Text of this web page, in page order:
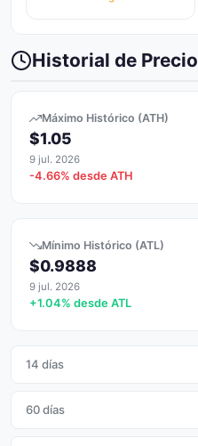
Historial de Precio
Máximo Histórico (ATH)
$1.05
9 jul. 2026
-4.66% desde ATH
Mínimo Histórico (ATL)
$0.9888
9 jul. 2026
+1.04% desde ATL
14 días
60 días